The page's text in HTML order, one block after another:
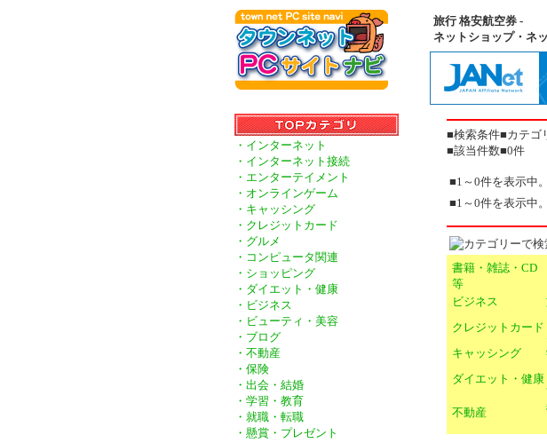
旅行 格安航空券 -
ネットショップ・ネ
・インターネット
・インターネット接続
・エンターテイメント
・オンラインゲーム
・キャッシング
・クレジットカード
・グルメ
・コンピュータ関連
・ショッピング
・ダイエット・健康
・ビジネス
・ビューティ・美容
・ブログ
・不動産
・保険
・出会・結婚
・学習・教育
・就職・転職
・懸賞・プレゼント
■検索条件■カテ
■該当件数■0件
■1～0件を表示中。
■1～0件を表示中。
書籍・雑誌・CD
等
ビジネス
クレジットカード
キャッシング
ダイエット・健康
不動産